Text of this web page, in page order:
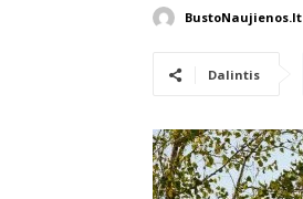
BustoNaujienos.lt
Dalintis